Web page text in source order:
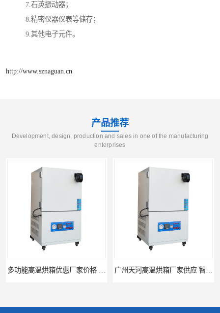
7.石英振动器；
8.精密仪器仪表等储存；
9.其他电子元件。
http://www.sznaguan.cn
产品推荐
Development, design, production and sales in one of the manufacturing
enterprises